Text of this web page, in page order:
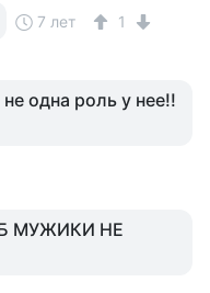
7 лет 1
одна роль у нее!!
МУЖИКИ НЕ